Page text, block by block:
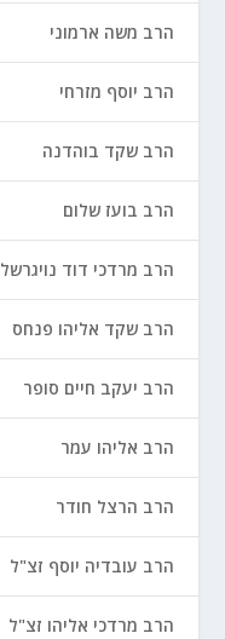
הרב משה ארמוני
הרב יוסף מזרחי
הרב שקד בוהדנה
הרב בועז שלום
הרב מרדכי דוד נויגרשל
הרב שקד אליהו פנחס
הרב יעקב חיים סופר
הרב אליהו עמר
הרב הרצל חודר
הרב עובדיה יוסף זצ"ל
הרב מרדכי אליהו זצ"ל